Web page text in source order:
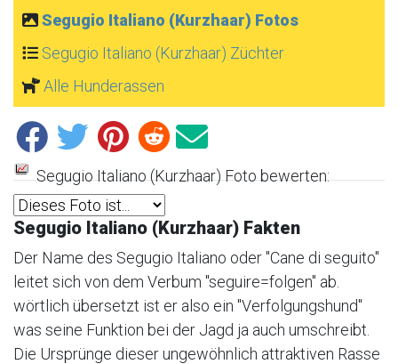
Segugio Italiano (Kurzhaar) Fotos
Segugio Italiano (Kurzhaar) Züchter
Alle Hunderassen
Segugio Italiano (Kurzhaar) Foto bewerten:
Segugio Italiano (Kurzhaar) Fakten
Der Name des Segugio Italiano oder "Cane di seguito"
leitet sich von dem Verbum "seguire=folgen" ab.
wörtlich übersetzt ist er also ein "Verfolgungshund"
was seine Funktion bei der Jagd ja auch umschreibt.
Die Ursprünge dieser ungewöhnlich attraktiven Rasse